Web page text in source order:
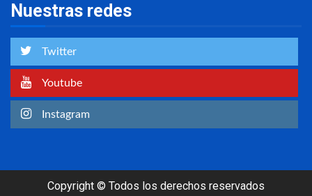
Nuestras redes
Twitter
Youtube
Instagram
Copyright © Todos los derechos reservados